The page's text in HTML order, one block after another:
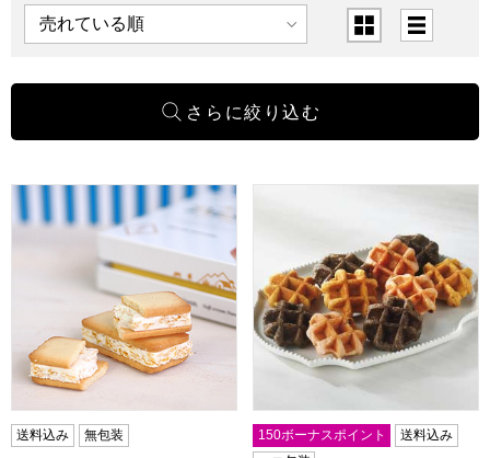
表示順 表示切替
鳥取 寿製菓 大山ソフトクリームサンドクッキー18個入DS-
送料込み 無包装 150ボーナスポイント
送料込み